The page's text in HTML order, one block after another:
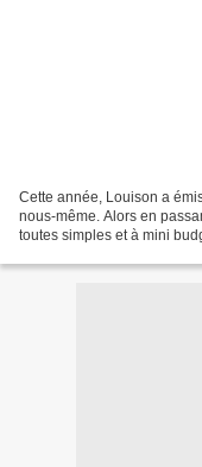
Cette année, Louison a
nous-même. Alors en
toutes simples et à mini